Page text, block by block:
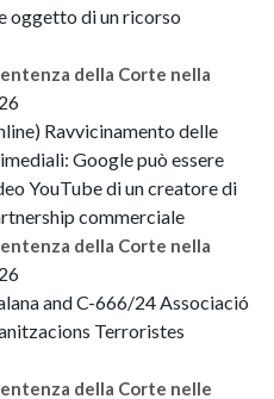
oggetto di un ricorso
della Corte nella
Ravvicinamento delle
Google può essere
YouTube di un creatore di
commerciale
della Corte nella
and C-666/24 Associació
Terroristes
della Corte nelle